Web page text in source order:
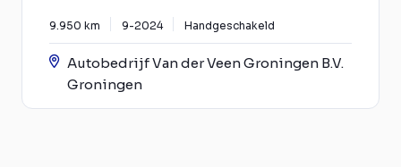
9.950 km 9-2024 Handgeschakeld
Autobedrijf Van der Veen Groningen B.V.
Groningen